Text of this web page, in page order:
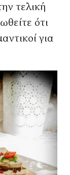
τελική
ότι
για